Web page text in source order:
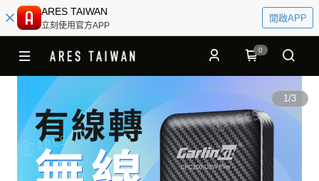
ARES TAIWAN
立刻使用官方APP
開啟APP
0
1/3